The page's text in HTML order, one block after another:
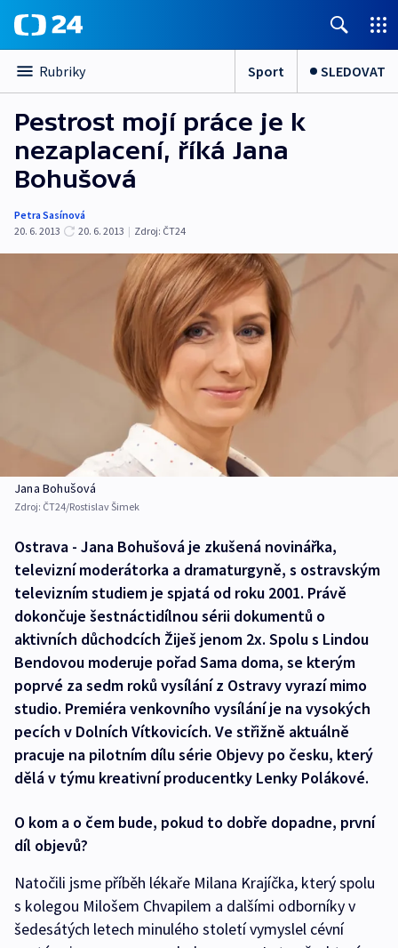
Rubriky Sport SLEDOVAT
Pestrost mojí práce je k
nezaplacení, říká Jana
Bohušová
Petra Sasínová
20. 6. 2013
20. 6. 2013 | Zdroj: ČT24
Jana Bohušová
Zdroj: ČT24/Rostislav Šimek
Ostrava - Jana Bohušová je zkušená novinářka,
televizní moderátorka a dramaturgyně, s ostravským
televizním studiem je spjatá od roku 2001. Právě
dokončuje šestnáctidílnou sérii dokumentů o
aktivních důchodcích Žiješ jenom 2x. Spolu s Lindou
Bendovou moderuje pořad Sama doma, se kterým
poprvé za sedm roků vysílání z Ostravy vyrazí mimo
studio. Premiéra venkovního vysílání je na vysokých
pecích v Dolních Vítkovicích. Ve střižně aktuálně
pracuje na pilotním dílu série Objevy po česku, který
dělá v týmu kreativní producentky Lenky Polákové.
O kom a o čem bude, pokud to dobře dopadne, první
díl objevů?
Natočili jsme příběh lékaře Milana Krajíčka, který spolu
s kolegou Milošem Chvapilem a dalšími odborníky v
šedesátých letech minulého století vymyslel cévní